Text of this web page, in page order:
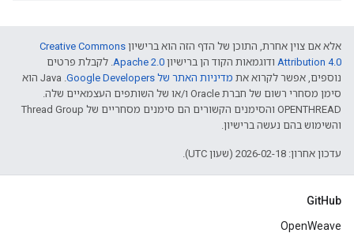
אלא אם צוין אחרת, התוכן של הדף הזה הוא ברישיון Creative Commons
Attribution 4.0‏ ודוגמאות הקוד הן ברישיון Apache 2.0‏. לקבלת פרטים
נוספים, אפשר לקרוא את מדיניות האתר של Google Developers‏
.‏ Java הוא
סימן מסחרי רשום של חברת Oracle ו/או של השותפים העצמאיים שלה.
‫OPENTHREAD והסימנים הקשורים הם סימנים מסחריים של Thread Group
והשימוש בהם נעשה ברישיון.
עדכון אחרון: 2026-02-18 (שעון UTC).
GitHub
OpenWeave